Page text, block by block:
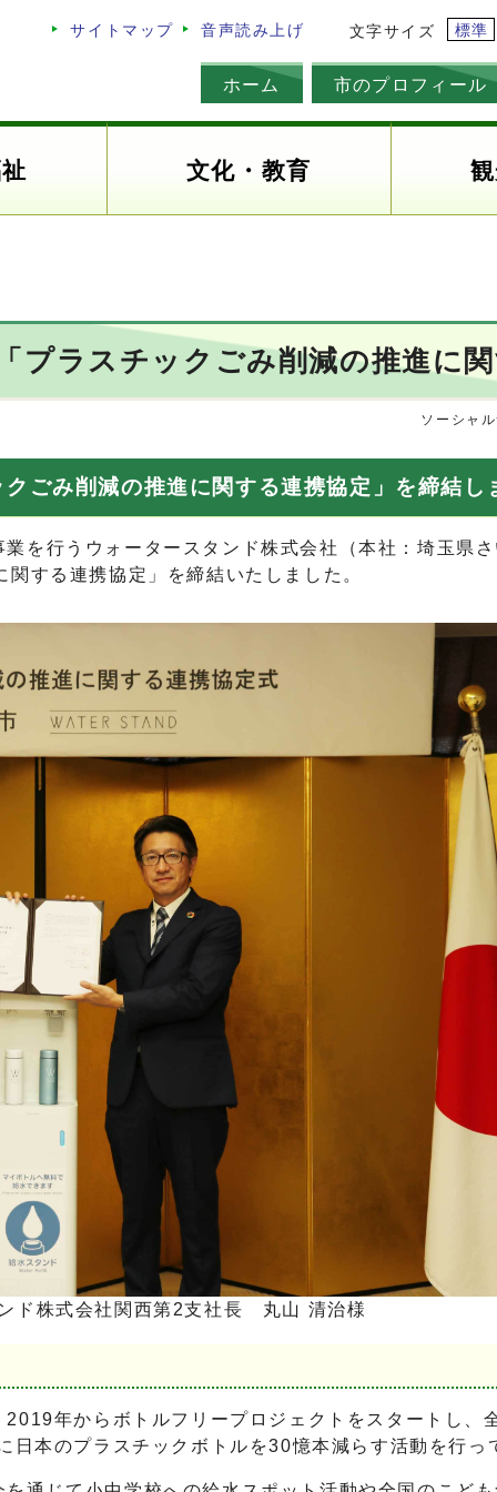
サイトマップ 音声読み上げ 文字サイズ 標準
ホーム 市のプロフィール
文化・教育
プラスチックごみ削減の推進に
ソーシャ
ごみ削減の推進に関する連携協定」を締結し
を行うウォータースタンド株式会社（本社：埼玉県
する連携協定」を締結いたしました。
ド株式会社関西第2支社長 丸山 清治様
年からボトルフリープロジェクトをスタートし、
本のプラスチックボトルを30憶本減らす活動を行っ